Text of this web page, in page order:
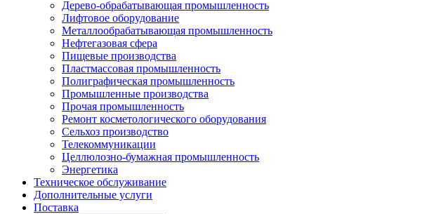
Дерево-обрабатывающая промышленность
Лифтовое оборудование
Металлообрабатывающая промышленность
Нефтегазовая сфера
Пищевые производства
Пластмассовая промышленность
Полиграфическая промышленность
Промышленные производства
Прочая промышленность
Ремонт косметологического оборудования
Сельхоз производство
Телекоммуникации
Целлюлозно-бумажная промышленность
Энергетика
Техническое обслуживание
Дополнительные услуги
Поставка